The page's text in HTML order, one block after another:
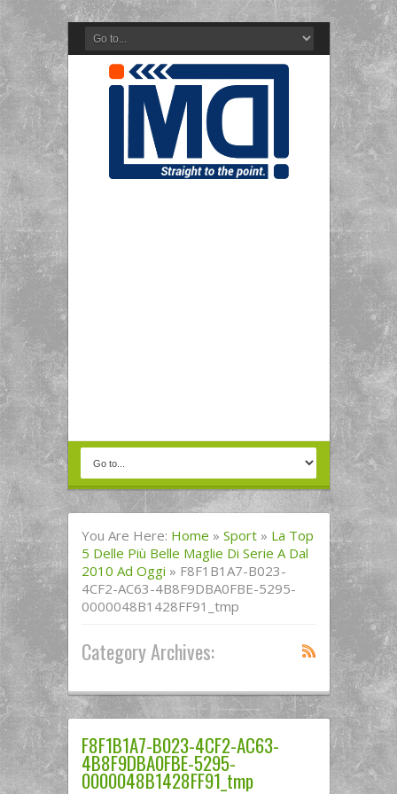
You Are Here: Home » Sport » La Top
5 Delle Più Belle Maglie Di Serie A Dal
2010 Ad Oggi » F8F1B1A7-B023-
4CF2-AC63-4B8F9DBA0FBE-5295-
0000048B1428FF91_tmp
Category Archives:
F8F1B1A7-B023-4CF2-AC63-
4B8F9DBA0FBE-5295-
0000048B1428FF91_tmp